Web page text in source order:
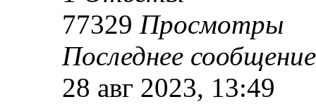
77329 Просмотры
Последнее
28 авг 2023, 13:49